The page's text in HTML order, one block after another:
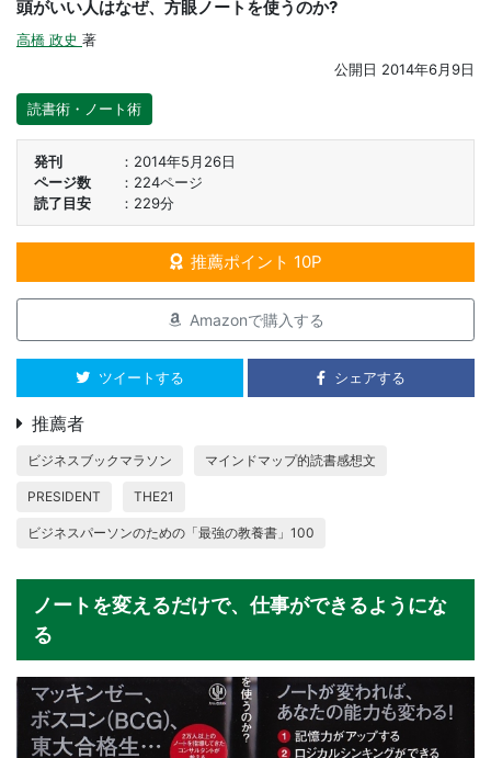
頭がいい人はなぜ、方眼ノートを使うのか?
高橋 政史 著
公開日 2014年6月9日
読書術・ノート術
発刊
2014年5月26日
ページ数
224ページ
読了目安
229分
推薦ポイント 10P
Amazonで購入する
ツイートする シェアする
推薦者
ビジネスブックマラソン マインドマップ的読書感想文
PRESIDENT THE21
ビジネスパーソンのための「最強の教養書」100
ノートを変えるだけで、仕事ができるようにな
る